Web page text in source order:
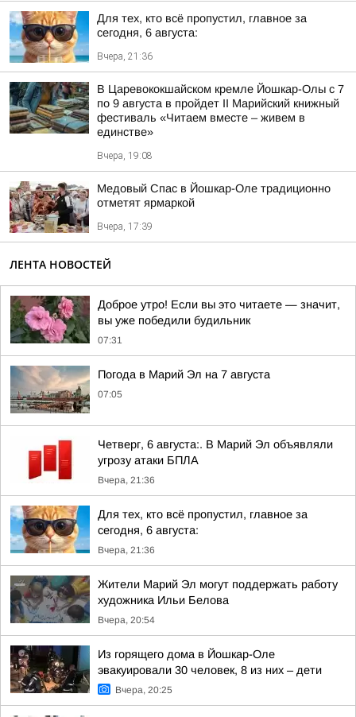
Для тех, кто всё пропустил, главное за
сегодня, 6 августа:
Вчера, 21:36
В Царевококшайском кремле Йошкар-Олы с 7
по 9 августа в пройдет II Марийский книжный
фестиваль «Читаем вместе – живем в
единстве»
Вчера, 19:08
Медовый Спас в Йошкар-Оле традиционно
отметят ярмаркой
Вчера, 17:39
ЛЕНТА НОВОСТЕЙ
Доброе утро! Если вы это читаете — значит,
вы уже победили будильник
07:31
Погода в Марий Эл на 7 августа
07:05
Четверг, 6 августа:. В Марий Эл объявляли
угрозу атаки БПЛА
Вчера, 21:36
Для тех, кто всё пропустил, главное за
сегодня, 6 августа:
Вчера, 21:36
Жители Марий Эл могут поддержать работу
художника Ильи Белова
Вчера, 20:54
Из горящего дома в Йошкар-Оле
эвакуировали 30 человек, 8 из них – дети
Вчера, 20:25